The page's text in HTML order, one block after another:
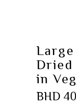
in
BHD